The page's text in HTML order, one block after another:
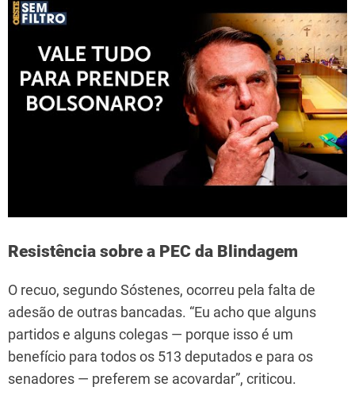
Resistência sobre a PEC da Blindagem
O recuo, segundo Sóstenes, ocorreu pela falta de
adesão de outras bancadas. “Eu acho que alguns
partidos e alguns colegas — porque isso é um
benefício para todos os 513 deputados e para os
senadores — preferem se acovardar”, criticou.